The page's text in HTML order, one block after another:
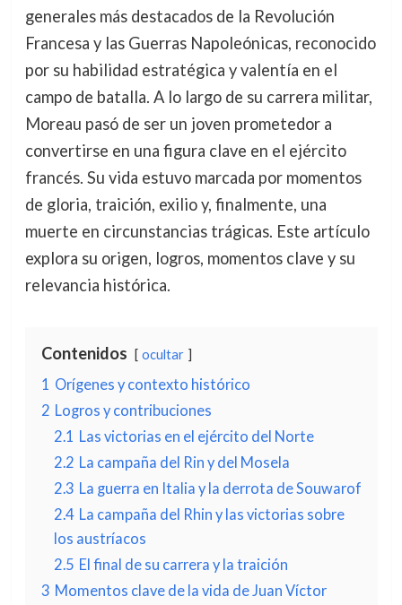
generales más destacados de la Revolución
Francesa y las Guerras Napoleónicas, reconocido
por su habilidad estratégica y valentía en el
campo de batalla. A lo largo de su carrera militar,
Moreau pasó de ser un joven prometedor a
convertirse en una figura clave en el ejército
francés. Su vida estuvo marcada por momentos
de gloria, traición, exilio y, finalmente, una
muerte en circunstancias trágicas. Este artículo
explora su origen, logros, momentos clave y su
relevancia histórica.
Contenidos ocultar
1 Orígenes y contexto histórico
2 Logros y contribuciones
2.1 Las victorias en el ejército del Norte
2.2 La campaña del Rin y del Mosela
2.3 La guerra en Italia y la derrota de Souwarof
2.4 La campaña del Rhin y las victorias sobre
los austríacos
2.5 El final de su carrera y la traición
3 Momentos clave de la vida de Juan Víctor